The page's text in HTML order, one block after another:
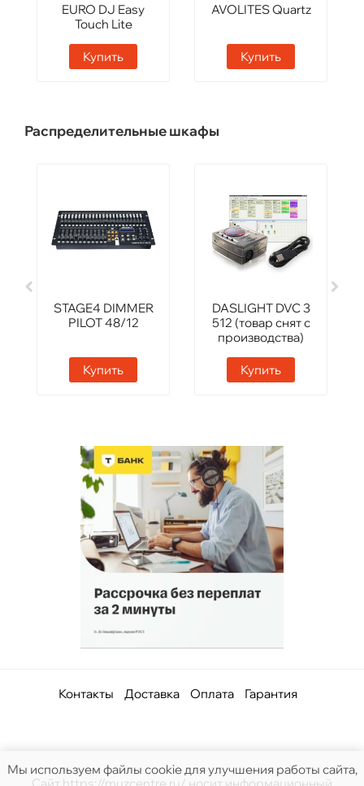
EURO DJ Easy
Touch Lite
Купить
AVOLITES Quartz
Купить
Распределительные шкафы
STAGE4 DIMMER
PILOT 48/12
Купить
DASLIGHT DVC 3
512 (товар снят с
производства)
Купить
Контакты Доставка Оплата Гарантия
Мы используем файлы cookie для улучшения работы сайта,